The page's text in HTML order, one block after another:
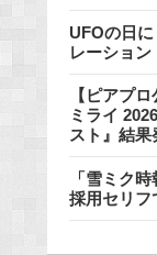
UFOの日
レーション
【ピアプ
ミライ
スト』結果
「雪ミク
採用セリフ